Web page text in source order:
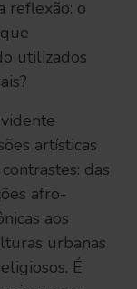
reflexão: o
utilizados
artísticas
das
afro-
aos
urbanas
É